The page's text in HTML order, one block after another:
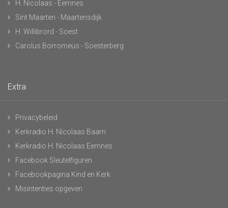
H. Nicolaas - Eemnes
Sint Maarten - Maartensdijk
H. Willibrord - Soest
Carolus Borromeüs - Soesterberg
Extra
Privacybeleid
Kerkradio H. Nicolaas Baarn
Kerkradio H. Nicolaas Eemnes
Facebook Sleutelfiguren
Facebookpagina Kind en Kerk
Misintenties opgeven